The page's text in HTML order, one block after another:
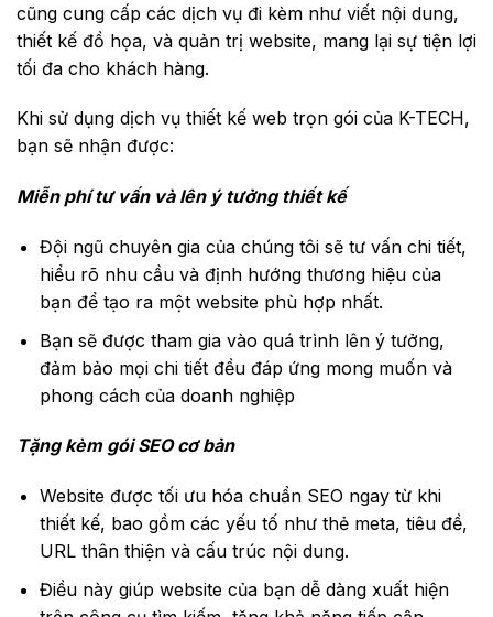
cũng cung cấp các dịch vụ đi kèm như viết nội dung,
thiết kế đồ họa, và quản trị website, mang lại sự tiện lợi
tối đa cho khách hàng.
Khi sử dụng dịch vụ thiết kế web trọn gói của K-TECH,
bạn sẽ nhận được:
Miễn phí tư vấn và lên ý tưởng thiết kế
Đội ngũ chuyên gia của chúng tôi sẽ tư vấn chi tiết,
hiểu rõ nhu cầu và định hướng thương hiệu của
bạn để tạo ra một website phù hợp nhất.
Bạn sẽ được tham gia vào quá trình lên ý tưởng,
đảm bảo mọi chi tiết đều đáp ứng mong muốn và
phong cách của doanh nghiệp
Tặng kèm gói SEO cơ bản
Website được tối ưu hóa chuẩn SEO ngay từ khi
thiết kế, bao gồm các yếu tố như thẻ meta, tiêu đề,
URL thân thiện và cấu trúc nội dung.
Điều này giúp website của bạn dễ dàng xuất hiện